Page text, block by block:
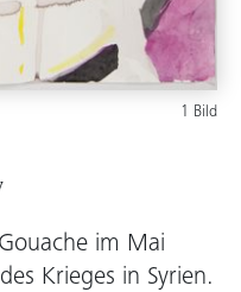
1 Bild
im Mai
Krieges in Syrien.